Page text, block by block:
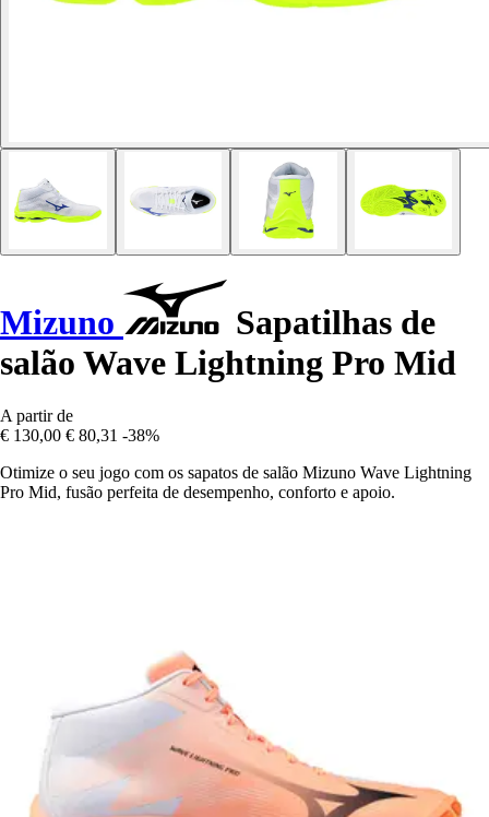
Mizuno
Sapatilhas de
salão Wave Lightning Pro Mid
A partir de
€ 130,00 € 80,31 -38%
Otimize o seu jogo com os sapatos de salão Mizuno Wave Lightning
Pro Mid, fusão perfeita de desempenho, conforto e apoio.